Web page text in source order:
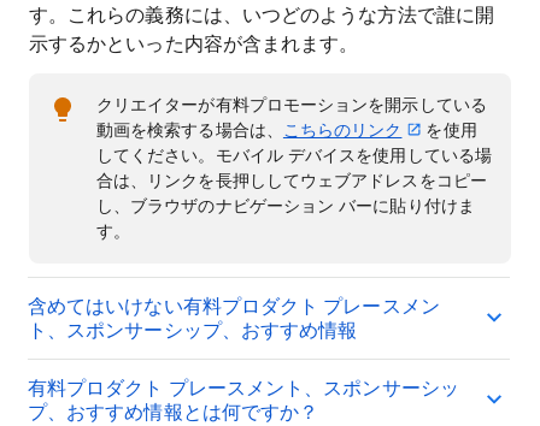
す。これらの義務には、いつどのような方法で誰に開
示するかといった内容が含まれます。
クリエイターが有料プロモーションを開示している
動画を検索する場合は、 こちらのリンク
を使用
してください。モバイル デバイスを使用している場
合は、リンクを長押ししてウェブアドレスをコピー
し、ブラウザのナビゲーション バーに貼り付けま
す。
含めてはいけない有料プロダクト プレースメン
ト、スポンサーシップ、おすすめ情報
有料プロダクト プレースメント、スポンサーシッ
プ、おすすめ情報とは何ですか？